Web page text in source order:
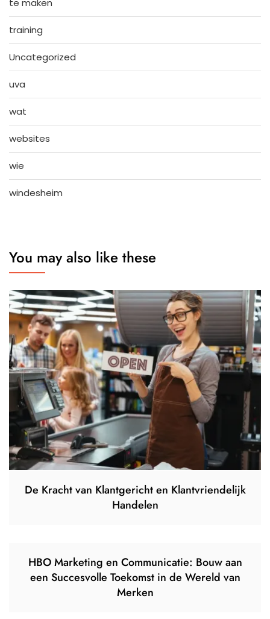
te maken
training
Uncategorized
uva
wat
websites
wie
windesheim
You may also like these
De Kracht van Klantgericht en Klantvriendelijk
Handelen
HBO Marketing en Communicatie: Bouw aan
een Succesvolle Toekomst in de Wereld van
Merken